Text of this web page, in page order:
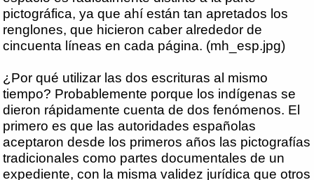
pictográfica, ya que ahí están tan apretados los
renglones, que hicieron caber alrededor de
cincuenta líneas en cada página. (mh_esp.jpg)
¿Por qué utilizar las dos escrituras al mismo
tiempo? Probablemente porque los indígenas se
dieron rápidamente cuenta de dos fenómenos. El
primero es que las autoridades españolas
aceptaron desde los primeros años las pictografías
tradicionales como partes documentales de un
expediente, con la misma validez jurídica que otros